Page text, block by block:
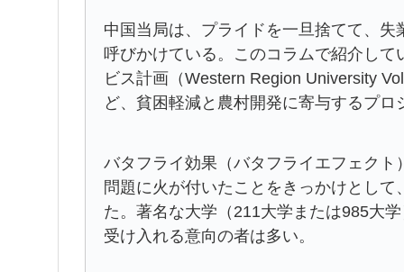
中国当局は、プライドを一旦捨てて、
呼びかけている。このコラムで紹介し
ビス計画（Western Region University
ど、貧困軽減と農村開発に寄与するプ
バタフライ効果（バタフライエフェク
問題に火が付いたことをきっかけとし
た。著名な大学（211大学または985大
受け入れる意向の者は多い。